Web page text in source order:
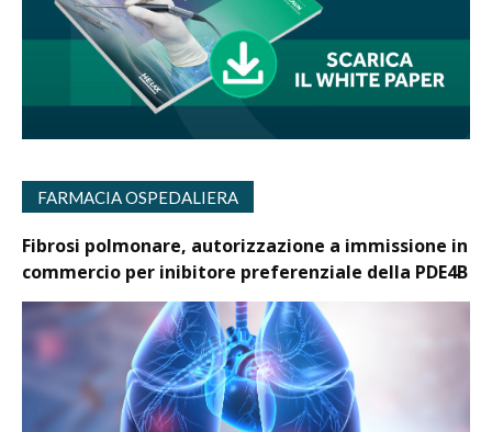
FARMACIA OSPEDALIERA
Fibrosi polmonare, autorizzazione a immissione in
commercio per inibitore preferenziale della PDE4B